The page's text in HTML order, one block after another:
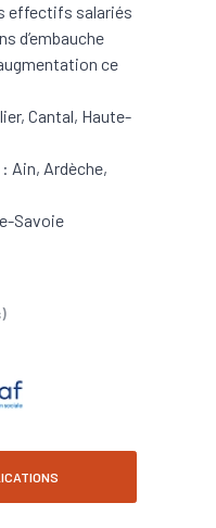
effectifs salariés
d’embauche
ce
Cantal, Haute-
Ain, Ardèche,
Savoie